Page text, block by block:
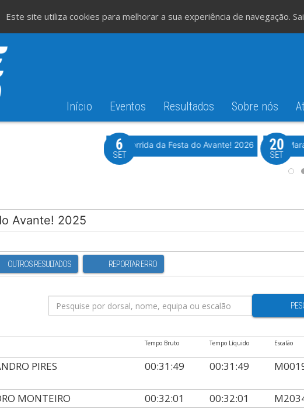
Início Eventos Resultados Sobre nós
Evento WeTiming
37ª Corrida da Festa do Avante! 2026
6
SET
Meia
20
SET
Avante! 2025
OUTROS RESULTADOS REPORTAR ERRO
Tempo Bruto Tempo Líquido Escalão
PIRES 00:31:49 00:31:49
MONTEIRO 00:32:01 00:32:01
Este site utiliza cookies para melhorar a sua experiência de navegação.